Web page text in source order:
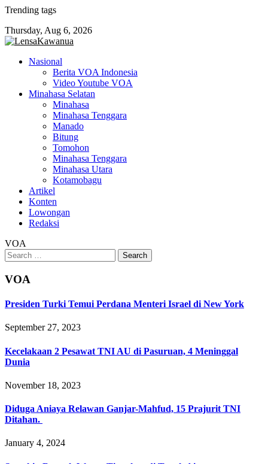
Skip
content
Trending tags
Thursday, Aug 6, 2026
Nasional
Berita VOA Indonesia
Video Youtube VOA
Minahasa Selatan
Minahasa
Minahasa Tenggara
Manado
Bitung
Tomohon
Minahasa Tenggara
Minahasa Utara
Kotamobagu
Artikel
Konten
Lowongan
Redaksi
VOA
Search
for:
VOA
Presiden Turki Temui Perdana Menteri Israel di New York
September 27, 2023
Kecelakaan 2 Pesawat TNI AU di Pasuruan, 4 Meninggal
Dunia
November 18, 2023
Diduga Aniaya Relawan Ganjar-Mahfud, 15 Prajurit TNI
Ditahan.
January 4, 2024